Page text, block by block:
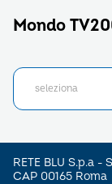
Mondo
RETE BLU S.p.a -
CAP 00165 Roma